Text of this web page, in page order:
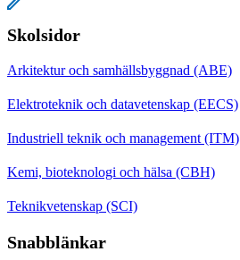
Skolsidor
Arkitektur och samhällsbyggnad (ABE)
Elektroteknik och datavetenskap (EECS)
Industriell teknik och management (ITM)
Kemi, bioteknologi och hälsa (CBH)
Teknikvetenskap (SCI)
Snabblänkar